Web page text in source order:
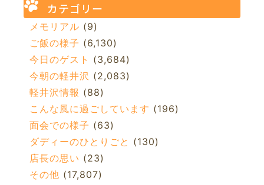
カテゴリー
メモリアル (9)
ご飯の様子 (6,130)
今日のゲスト (3,684)
今朝の軽井沢 (2,083)
軽井沢情報 (88)
こんな風に過ごしています (196)
面会での様子 (63)
ダディーのひとりごと (130)
店長の思い (23)
その他 (17,807)